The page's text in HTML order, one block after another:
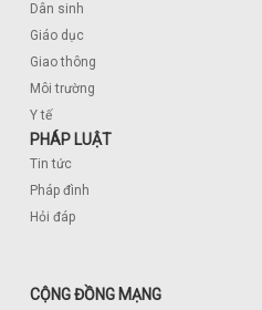
Dân sinh
Giáo dục
Giao thông
Môi trường
Y tế
PHÁP LUẬT
Tin tức
Pháp đình
Hỏi đáp
CỘNG ĐỒNG MẠNG